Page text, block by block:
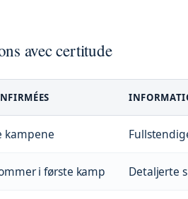
avec certitude
kampene
i første kamp Detaljerte